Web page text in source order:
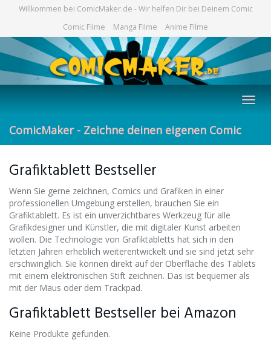
content
Willkommen bei ComicMaker.de - Wir helfen Dir bei Deinem Comic
Comic Filme
Manga Filme Anime Filme
ComicMaker - Zeichne deinen eigenen Comic
Grafiktablett Bestseller
Wenn Sie gerne zeichnen, Comics und Grafiken in einer
professionellen Umgebung erstellen, brauchen Sie ein
Grafiktablett. Es ist ein unverzichtbares Werkzeug für alle
Grafikdesigner und Künstler, die mit digitaler Kunst arbeiten
wollen. Die Technologie von Grafiktabletts hat sich in den
letzten Jahren erheblich weiterentwickelt und sie sind jetzt sehr
erschwinglich. Sie können direkt auf der Oberfläche des Tablets
mit einem elektronischen Stift zeichnen. Das ist bequemer als
mit der Maus oder dem Trackpad.
Grafiktablett Bestseller bei Amazon
Keine Produkte gefunden.